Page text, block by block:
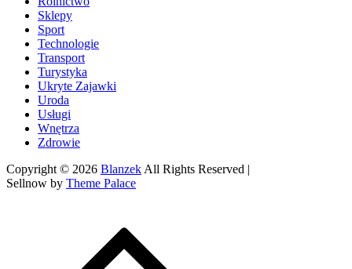
Sklepy
Sport
Technologie
Transport
Turystyka
Ukryte Zajawki
Uroda
Usługi
Wnętrza
Zdrowie
Copyright © 2026 Blanzek All Rights Reserved |
Sellnow by Theme Palace